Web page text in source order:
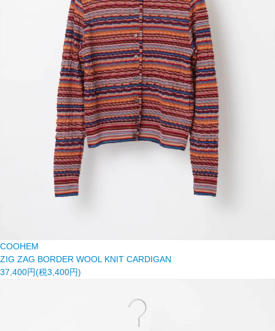
COOHEM
ZIG ZAG BORDER WOOL KNIT CARDIGAN
37,400円(税3,400円)